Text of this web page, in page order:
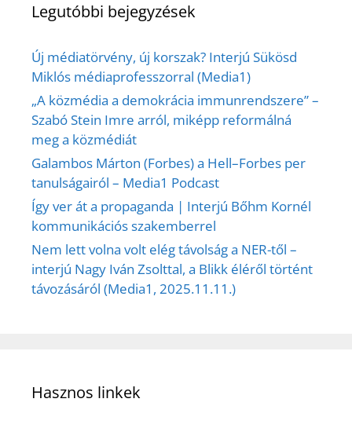
Legutóbbi bejegyzések
Új médiatörvény, új korszak? Interjú Sükösd
Miklós médiaprofesszorral (Media1)
„A közmédia a demokrácia immunrendszere” –
Szabó Stein Imre arról, miképp reformálná
meg a közmédiát
Galambos Márton (Forbes) a Hell–Forbes per
tanulságairól – Media1 Podcast
Így ver át a propaganda | Interjú Bőhm Kornél
kommunikációs szakemberrel
Nem lett volna volt elég távolság a NER-től –
interjú Nagy Iván Zsolttal, a Blikk éléről történt
távozásáról (Media1, 2025.11.11.)
Hasznos linkek